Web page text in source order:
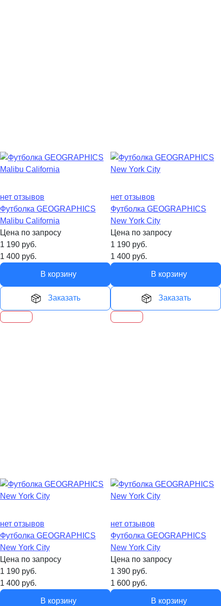
нет отзывов
Футболка GEOGRAPHICS
Malibu California
Цена по запросу
1 190 руб.
1 400 руб.
В корзину
Заказать
нет отзывов
Футболка GEOGRAPHICS
New York City
Цена по запросу
1 190 руб.
1 400 руб.
В корзину
Заказать
нет отзывов
Футболка GEOGRAPHICS
New York City
Цена по запросу
1 190 руб.
1 400 руб.
В корзину
нет отзывов
Футболка GEOGRAPHICS
New York City
Цена по запросу
1 390 руб.
1 600 руб.
В корзину